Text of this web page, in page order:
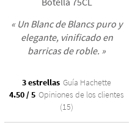
« Un Blanc de Blancs puro y
elegante, vinificado en
barricas de roble. »
3 estrellas Guía Hachette
4.50 / 5 Opiniones de los clientes
(15)